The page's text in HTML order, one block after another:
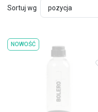
Sortuj wg
NOWOŚĆ